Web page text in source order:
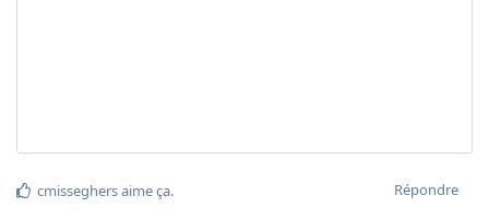
Répondre
cmisseghersaime ça.